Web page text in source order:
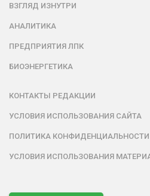
ВЗГЛЯД ИЗНУТРИ
АНАЛИТИКА
ПРЕДПРИЯТИЯ ЛПК
БИОЭНЕРГЕТИКА
КОНТАКТЫ РЕДАКЦИИ
УСЛОВИЯ ИСПОЛЬЗОВАНИЯ САЙТА
ПОЛИТИКА КОНФИДЕНЦИАЛЬНОСТИ
УСЛОВИЯ ИСПОЛЬЗОВАНИЯ